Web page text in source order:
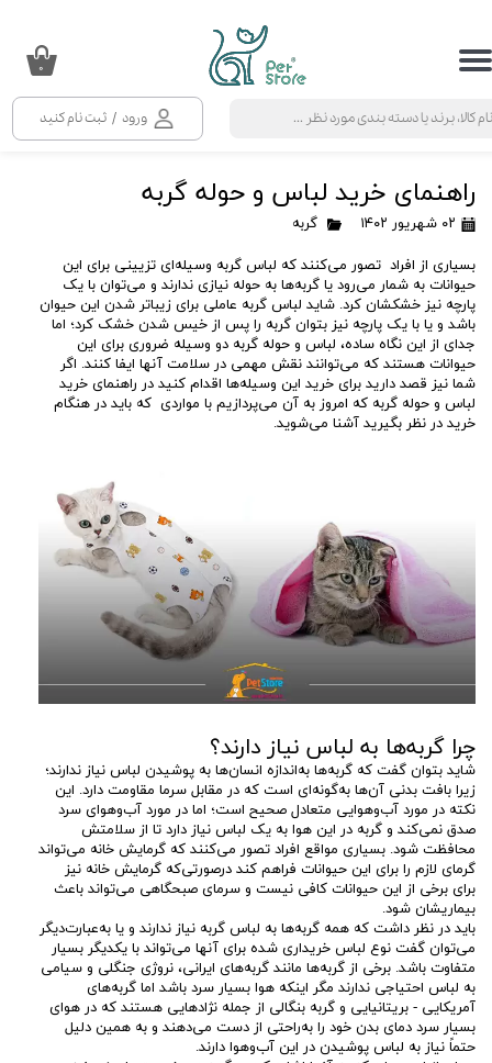
ورود / ثبت نام کنید
حساب کاربری من
خروج از حساب کاربری
۰
راهنمای خرید لباس و حوله گربه
۰۲ شهریور ۱۴۰۲ گربه
بسیاری از افراد تصور می‌کنند که لباس گربه وسیله‌ای تزیینی برای این
حیوانات به شمار می‌رود یا گربه‌ها به حوله نیازی ندارند و می‌توان با یک‌
پارچه نیز خشکشان کرد. شاید لباس گربه عاملی برای زیباتر شدن این حیوان
باشد و یا با یک پارچه نیز بتوان گربه را پس از خیس شدن خشک کرد؛ اما
جدای از این نگاه ساده، لباس و حوله گربه دو وسیله ضروری برای این
حیوانات هستند که می‌توانند نقش مهمی در سلامت آنها ایفا کنند. اگر
شما نیز قصد دارید برای خرید این وسیله‌ها اقدام کنید در راهنمای خرید
لباس و حوله گربه که امروز به آن می‌پردازیم با مواردی که باید در هنگام
خرید در نظر بگیرید آشنا می‌شوید.
چرا گربه‌ها به لباس نیاز دارند؟
شاید بتوان گفت که گربه‌ها به‌اندازه انسان‌ها به پوشیدن لباس نیاز ندارند؛
زیرا بافت بدنی آن‌ها به‌گونه‌ای است که در مقابل سرما مقاومت دارد. این
نکته در مورد آب‌وهوایی متعادل صحیح است؛ اما در مورد آب‌وهوای سرد
صدق نمی‌کند و گربه در این هوا به یک لباس نیاز دارد تا از سلامتش
محافظت شود. بسیاری مواقع افراد تصور می‌کنند که گرمایش خانه می‌تواند
گرمای لازم را برای این حیوانات فراهم کند درصورتی‌که گرمایش خانه نیز
برای برخی از این حیوانات کافی نیست و سرمای صبحگاهی می‌تواند باعث
بیماریشان شود.
باید در نظر داشت که همه گربه‌ها به لباس گربه نیاز ندارند و یا به‌عبارت‌دیگر
می‌توان گفت نوع لباس خریداری شده برای آنها می‌تواند با یکدیگر بسیار
متفاوت باشد. برخی از گربه‌ها مانند گربه‌های ایرانی، نروژی جنگلی و سیامی
به لباس احتیاجی ندارند مگر اینکه هوا بسیار سرد باشد اما گربه‌های
آمریکایی - بریتانیایی و گربه بنگالی از جمله نژادهایی هستند که در هوای
بسیار سرد دمای بدن خود را به‌راحتی از دست می‌دهند و به همین دلیل
حتماً نیاز به لباس پوشیدن در این آب‌وهوا دارند.